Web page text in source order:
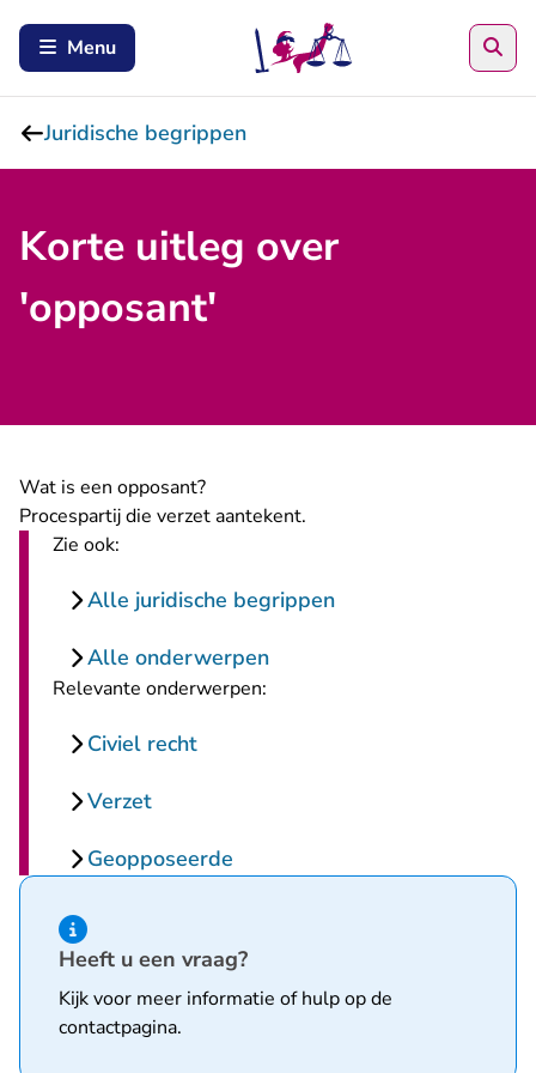
Menu
Juridische begrippen
Korte uitleg over
'opposant'
Wat is een opposant?
Procespartij die verzet aantekent.
Zie ook:
Alle juridische begrippen
Alle onderwerpen
Relevante onderwerpen:
Civiel recht
Verzet
Geopposeerde
Hint van type informatie
Heeft u een vraag?
Kijk voor meer informatie of hulp op de
contactpagina.